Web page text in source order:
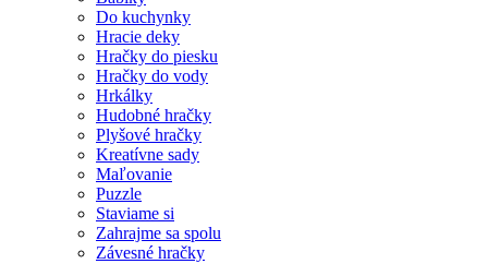
Do kuchynky
Hracie deky
Hračky do piesku
Hračky do vody
Hrkálky
Hudobné hračky
Plyšové hračky
Kreatívne sady
Maľovanie
Puzzle
Staviame si
Zahrajme sa spolu
Závesné hračky